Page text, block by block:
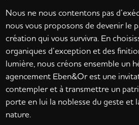
Nous ne nous contentons pas
nous vous proposons de devenir le
création qui vous survivra. En
organiques d’exception et des
lumière, nous créons ensemble un
agencement Eben&Or est une
contempler et à transmettre un
porte en lui la noblesse du geste et
nature.